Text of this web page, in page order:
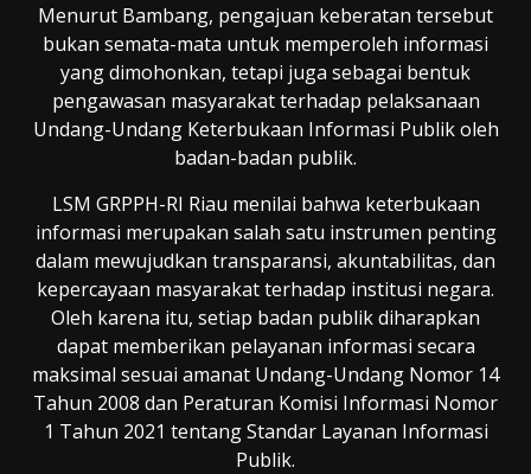
Menurut Bambang, pengajuan keberatan tersebut
bukan semata-mata untuk memperoleh informasi
yang dimohonkan, tetapi juga sebagai bentuk
pengawasan masyarakat terhadap pelaksanaan
Undang-Undang Keterbukaan Informasi Publik oleh
badan-badan publik.
LSM GRPPH-RI Riau menilai bahwa keterbukaan
informasi merupakan salah satu instrumen penting
dalam mewujudkan transparansi, akuntabilitas, dan
kepercayaan masyarakat terhadap institusi negara.
Oleh karena itu, setiap badan publik diharapkan
dapat memberikan pelayanan informasi secara
maksimal sesuai amanat Undang-Undang Nomor 14
Tahun 2008 dan Peraturan Komisi Informasi Nomor
1 Tahun 2021 tentang Standar Layanan Informasi
Publik.